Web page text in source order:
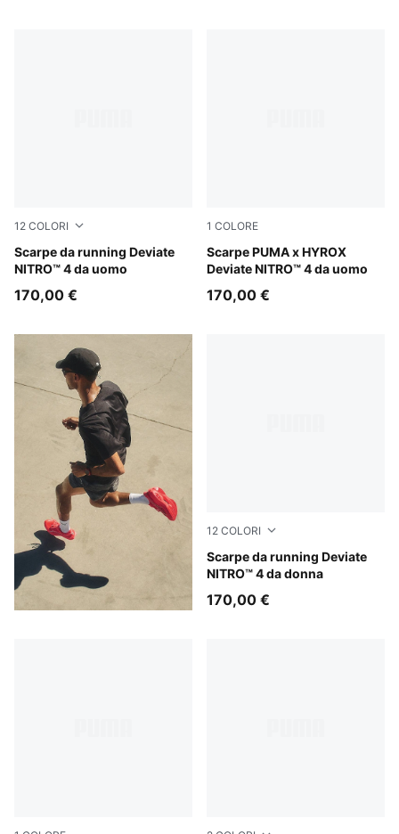
12 COLORI
Scarpe da running Deviate
NITRO™ 4 da uomo
Apple Spritz-Lux Lime
170,00 €
1 COLORE
Scarpe PUMA x HYROX
Deviate NITRO™ 4 da uomo
PUMA White-Electric
170,00 €
12 COLORI
Scarpe da running Deviate
NITRO™ 4 da donna
Buttercream-Inky Depths
170,00 €